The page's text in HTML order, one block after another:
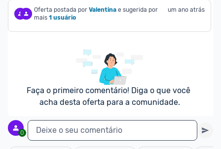
Oferta postada por Valentina e sugerida por
mais 1 usuário
um ano atrás
Faça o primeiro comentário! Diga o que você
acha desta oferta para a comunidade.
0 Deixe o seu comentário